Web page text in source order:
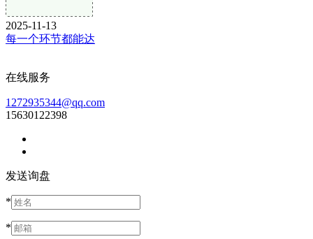
2025-11-13
每一个环节都能达
在线服务
1272935344@qq.com
15630122398
发送询盘
*
*